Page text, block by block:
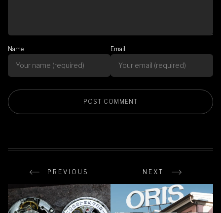
Name Email
PREVIOUS NEXT